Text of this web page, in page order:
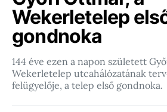
Wekerletelep
gondnoka
144 éve ezen a napon született
Wekerletelep utcahálózatának
felügyelője, a telep első gondnoka.